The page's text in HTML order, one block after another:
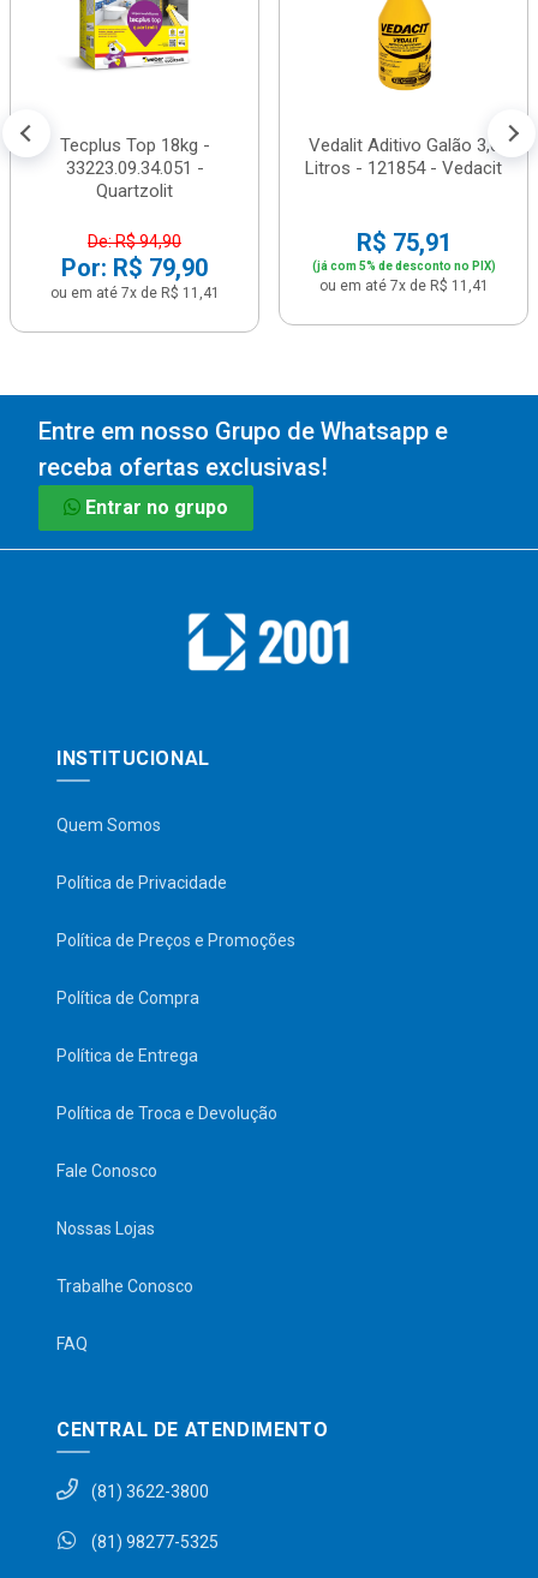
Tecplus Top 18kg -
33223.09.34.051 -
Quartzolit
De: R$ 94,90
Por: R$ 79,90
ou em até 7x de R$ 11,41
Vedalit Aditivo Galão 3,6
Litros - 121854 - Vedacit
R$ 75,91
(já com 5% de desconto no PIX)
ou em até 7x de R$ 11,41
Entre em nosso Grupo de Whatsapp e
receba ofertas exclusivas!
Entrar no grupo
INSTITUCIONAL
Quem Somos
Política de Privacidade
Política de Preços e Promoções
Política de Compra
Política de Entrega
Política de Troca e Devolução
Fale Conosco
Nossas Lojas
Trabalhe Conosco
FAQ
CENTRAL DE ATENDIMENTO
(81) 3622-3800
(81) 98277-5325